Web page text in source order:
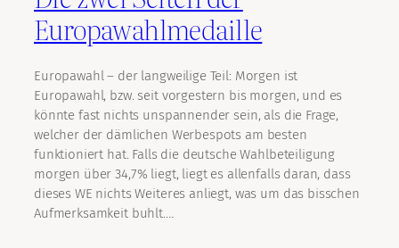
Europawahlmedaille
Europawahl – der langweilige Teil: Morgen ist
Europawahl, bzw. seit vorgestern bis morgen, und es
könnte fast nichts unspannender sein, als die Frage,
welcher der dämlichen Werbespots am besten
funktioniert hat. Falls die deutsche Wahlbeteiligung
morgen über 34,7% liegt, liegt es allenfalls daran, dass
dieses WE nichts Weiteres anliegt, was um das bisschen
Aufmerksamkeit buhlt.…